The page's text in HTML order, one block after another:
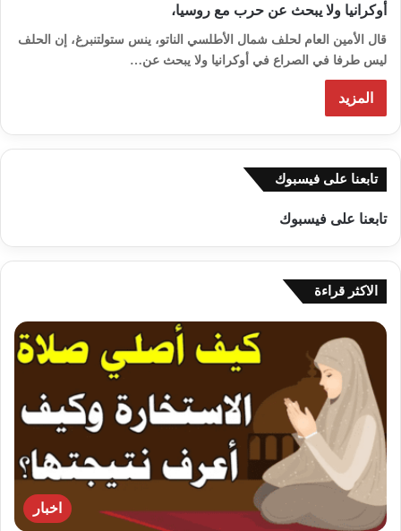
أوكرانيا ولا يبحث عن حرب مع روسيا،
قال الأمين العام لحلف شمال الأطلسي الناتو، ينس ستولتنبرغ، إن الحلف
ليس طرفا في الصراع في أوكرانيا ولا يبحث عن…
المزيد
تابعنا على فيسبوك
تابعنا على فيسبوك
الاكثر قراءة
اخبار